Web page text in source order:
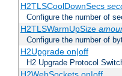
H2TLSCoolDownSecs
Configure the number of
H2TLSWarmUpSize
Configure the number of
H2Upgrade on|off
H2 Upgrade Protocol